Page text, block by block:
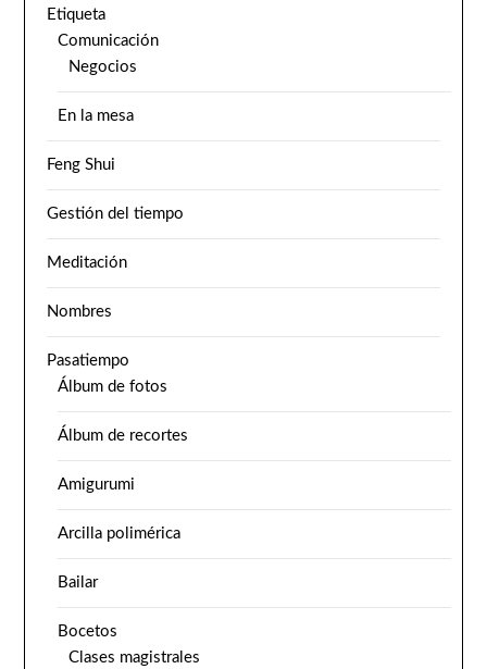
Etiqueta
Comunicación
Negocios
En la mesa
Feng Shui
Gestión del tiempo
Meditación
Nombres
Pasatiempo
Álbum de fotos
Álbum de recortes
Amigurumi
Arcilla polimérica
Bailar
Bocetos
Clases magistrales